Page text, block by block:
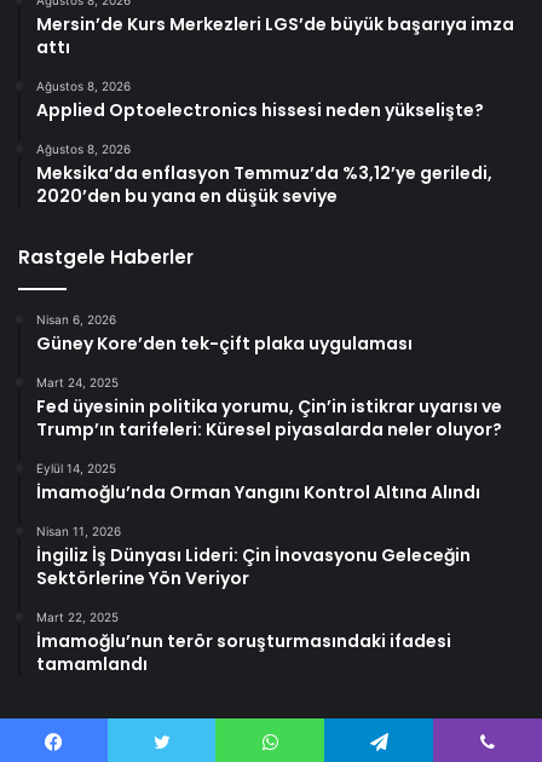
Mersin’de Kurs Merkezleri LGS’de büyük başarıya imza
attı
Ağustos 8, 2026
Applied Optoelectronics hissesi neden yükselişte?
Ağustos 8, 2026
Meksika’da enflasyon Temmuz’da %3,12’ye geriledi,
2020’den bu yana en düşük seviye
Rastgele Haberler
Nisan 6, 2026
Güney Kore’den tek-çift plaka uygulaması
Mart 24, 2025
Fed üyesinin politika yorumu, Çin’in istikrar uyarısı ve
Trump’ın tarifeleri: Küresel piyasalarda neler oluyor?
Eylül 14, 2025
İmamoğlu’nda Orman Yangını Kontrol Altına Alındı
Nisan 11, 2026
İngiliz İş Dünyası Lideri: Çin İnovasyonu Geleceğin
Sektörlerine Yön Veriyor
Mart 22, 2025
İmamoğlu’nun terör soruşturmasındaki ifadesi
tamamlandı